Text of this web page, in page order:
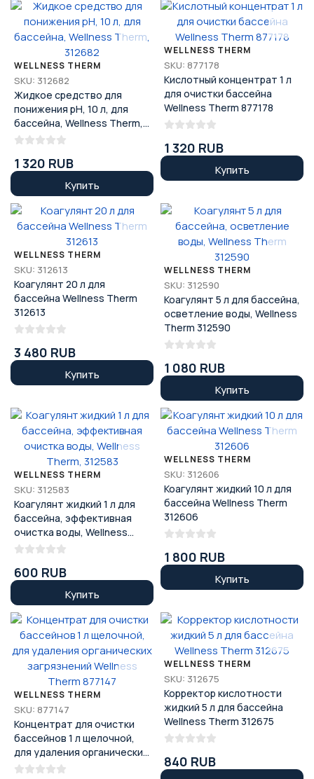
WELLNESS THERM
SKU: 312682
Жидкое средство для
понижения pH, 10 л, для
бассейна, Wellness Therm,
312682
1 320 RUB
Купить
WELLNESS THERM
SKU: 877178
Кислотный концентрат 1 л
для очистки бассейна
Wellness Therm 877178
1 320 RUB
Купить
WELLNESS THERM
SKU: 312613
Коагулянт 20 л для
бассейна Wellness Therm
312613
3 480 RUB
Купить
WELLNESS THERM
SKU: 312590
Коагулянт 5 л для бассейна,
осветление воды, Wellness
Therm 312590
1 080 RUB
Купить
WELLNESS THERM
SKU: 312583
Коагулянт жидкий 1 л для
бассейна, эффективная
очистка воды, Wellness
Therm, 312583
600 RUB
Купить
WELLNESS THERM
SKU: 312606
Коагулянт жидкий 10 л для
бассейна Wellness Therm
312606
1 800 RUB
Купить
WELLNESS THERM
SKU: 877147
Концентрат для очистки
бассейнов 1 л щелочной,
для удаления органических
загрязнений Wellness
WELLNESS THERM
SKU: 312675
Корректор кислотности
жидкий 5 л для бассейна
Wellness Therm 312675
840 RUB